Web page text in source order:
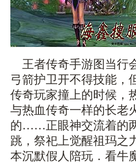
王者传奇手游图当行
弓箭护卫开不得技能，
传奇玩家撞上的时候，
与热血传奇一样的长老
的……正眼神交流着的
跳，祭祀上觉醒祖玛之
本沉默假人陪玩．看牛